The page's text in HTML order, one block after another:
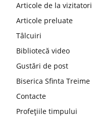
Articole de la vizitatori
Articole preluate
Tâlcuiri
Bibliotecă video
Gustări de post
Biserica Sfinta Treime
Contacte
Profețiile timpului